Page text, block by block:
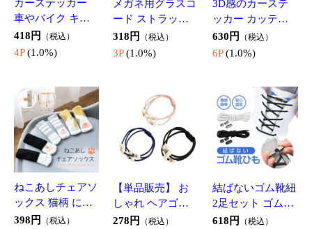
・配送先の変更
・日時指定変更
・住所不備による再発送
※ご注文確定後はシステムによる自動発送手配に入る
ご注文確定後のキャンセル、内容変更、配送先変更、不
備による再発送、
指定日時変更等はお受けできません。
再発送の場合は、再発送手数料、住所変更手数料等別途
発生する場合がございます。
ご登録住所を再度ご確認ください
・お引越し前のご住所のまま
・町名までの登録（番地入力が無い）
・住所移転届などの出し忘れ
・集合住宅等の部屋番号の記載無し